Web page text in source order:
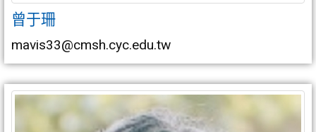
曾于珊
mavis33@cmsh.cyc.edu.tw